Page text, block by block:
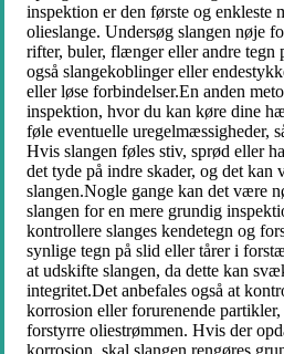
inspektion er den første og enkleste
olieslange. Undersøg slangen nøje
rifter, buler, flænger eller andre tegn
også slangekoblinger eller
eller løse forbindelser.En anden
inspektion, hvor du kan køre dine
føle eventuelle uregelmæssigheder,
Hvis slangen føles stiv, sprød eller
det tyde på indre skader, og det
slangen.Nogle gange kan det være
slangen for en mere grundig
kontrollere slanges kendetegn og
synlige tegn på slid eller tårer i
at udskifte slangen, da dette kan
integritet.Det anbefales også at
korrosion eller forurenende
forstyrre oliestrømmen. Hvis der